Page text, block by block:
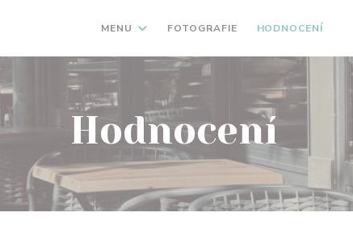
MENU FOTOGRAFIE HODNOCENÍ
Hodnocení